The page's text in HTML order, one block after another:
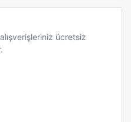
ücretsiz